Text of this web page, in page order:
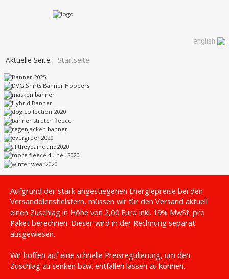
english
Aktuelle Seite:
Startseite
Aufgrund der stark angestiegenen Energiepreise bei den
Versanddienstleistern, müssen wir für den Versand aktuell
einen Zuschlag in Höhe von 2,00 Euro inkl. 19% MwSt. pro
Paket berechnen. Dieser wird in der Rechnung separat
ausgewiesen.
Wir hoffen auf eine schnelle Preisregulierung, um den
Zuschlag zu senken bzw. entfallen lassen zu können.